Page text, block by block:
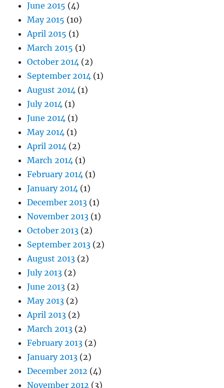
June 2015 (4)
May 2015 (10)
April 2015 (1)
March 2015 (1)
October 2014 (2)
September 2014 (1)
August 2014 (1)
July 2014 (1)
June 2014 (1)
May 2014 (1)
April 2014 (2)
March 2014 (1)
February 2014 (1)
January 2014 (1)
December 2013 (1)
November 2013 (1)
October 2013 (2)
September 2013 (2)
August 2013 (2)
July 2013 (2)
June 2013 (2)
May 2013 (2)
April 2013 (2)
March 2013 (2)
February 2013 (2)
January 2013 (2)
December 2012 (4)
November 2012 (3)